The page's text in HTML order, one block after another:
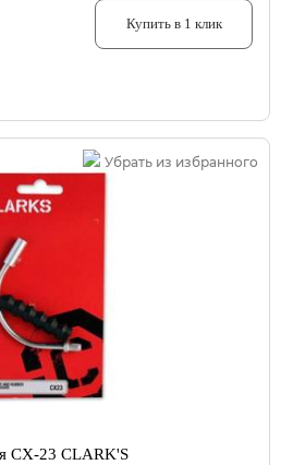
Купить в 1 клик
Убрать из избранного
CX-23 CLARK'S